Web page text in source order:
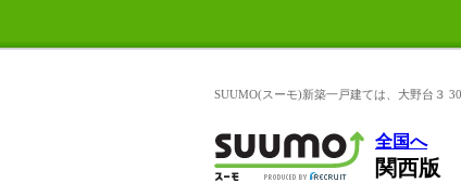
SUUMO(スーモ)新築一戸建ては、大野台３
全国へ
関西版